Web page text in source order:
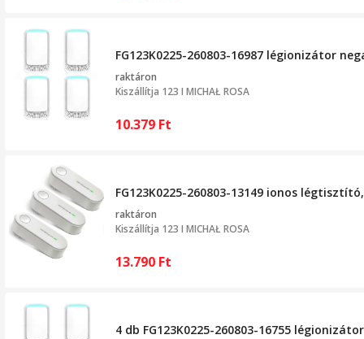
FG123K0225-260803-16987 légionizátor
raktáron
Kiszállítja 123 I MICHAŁ ROSA
10.379 Ft
FG123K0225-260803-13149 ionos
raktáron
Kiszállítja 123 I MICHAŁ ROSA
13.790 Ft
4 db FG123K0225-260803-16755